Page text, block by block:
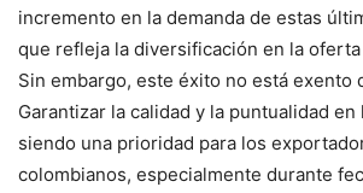
incremento en la demanda de estas
que refleja la diversificación en la
Sin embargo, este éxito no está exento
Garantizar la calidad y la puntualidad
siendo una prioridad para los
colombianos, especialmente durante